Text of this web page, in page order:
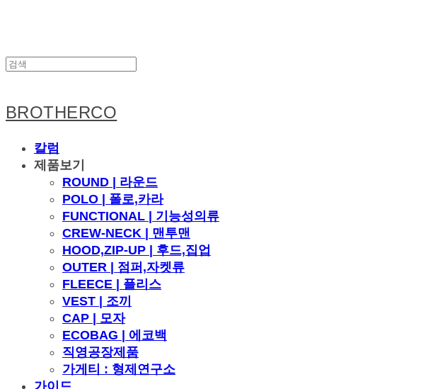
BROTHERCO
칼럼
제품보기
ROUND | 라운드
POLO | 폴로,카라
FUNCTIONAL | 기능성의류
CREW-NECK | 맨투맨
HOOD,ZIP-UP | 후드,집업
OUTER | 점퍼,자켓류
FLEECE | 플리스
VEST | 조끼
CAP | 모자
ECOBAG | 에코백
직영공장제품
가게티 : 형제연구소
가이드